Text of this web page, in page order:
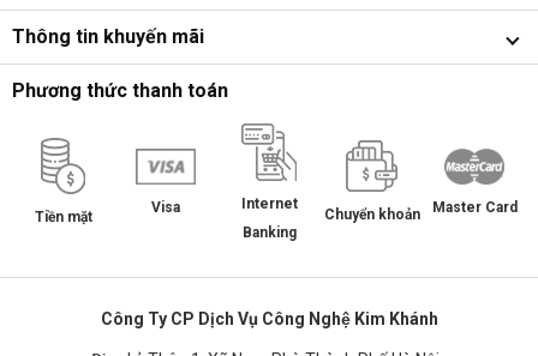
Thông tin khuyến mãi
Phương thức thanh toán
Tiền mặt
Visa
Internet
Banking
Chuyển khoản Master Card
Công Ty CP Dịch Vụ Công Nghệ Kim Khánh